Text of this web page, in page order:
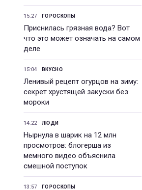
15:27 ГОРОСКОПЫ
Приснилась грязная вода? Вот
что это может означать на самом
деле
15:04 ВКУСНО
Ленивый рецепт огурцов на зиму:
секрет хрустящей закуски без
мороки
14:22 ЛЮДИ
Нырнула в шарик на 12 млн
просмотров: блогерша из
мемного видео объяснила
смешной поступок
13:57 ГОРОСКОПЫ